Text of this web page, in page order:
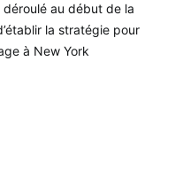
déroulé au début de la
la stratégie pour
à New York